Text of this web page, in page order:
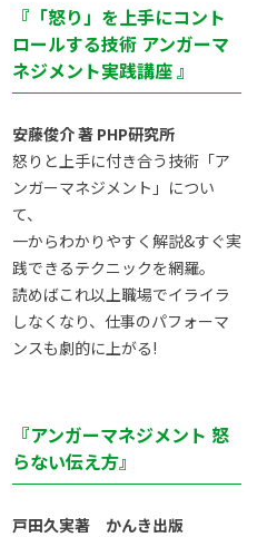
『「怒り」を上手にコント
ロールする技術 アンガーマ
ネジメント実践講座 』
安藤俊介 著 PHP研究所
怒りと上手に付き合う技術「ア
ンガーマネジメント」につい
て、
一からわかりやすく解説&すぐ実
践できるテクニックを網羅。
読めばこれ以上職場でイライラ
しなくなり、仕事のパフォーマ
ンスも劇的に上がる!
『アンガーマネジメント 怒
らない伝え方』
戸田久実著 かんき出版